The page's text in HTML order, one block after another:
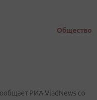
Общество
РИА VladNews со